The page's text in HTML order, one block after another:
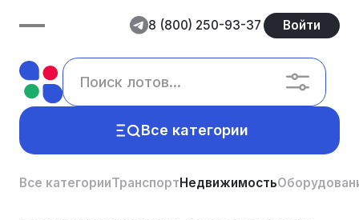
8 (800) 250-93-37 Войти
Все категории
Все категорииТранспортНедвижимость